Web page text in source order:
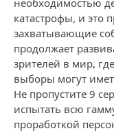
необходимостью
катастрофы, и это
захватывающие
продолжает
зрителей в мир,
выборы могут
Не пропустите 9
испытать всю
проработкой